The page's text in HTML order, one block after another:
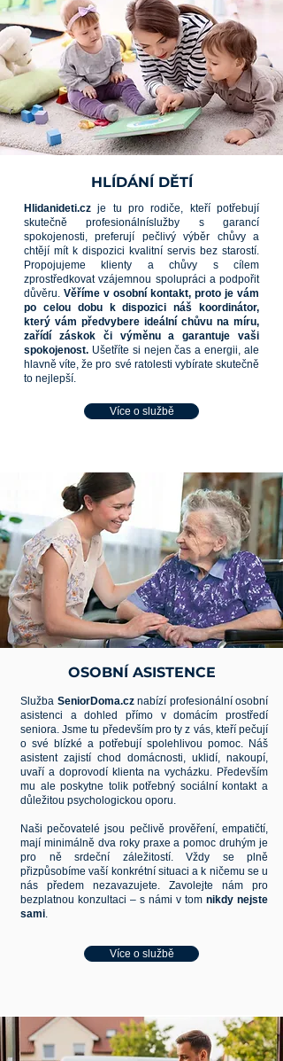
HLÍDÁNÍ DĚTÍ
Hlidanideti.cz je tu pro rodiče, kteří potřebují
skutečně profesionálníslužby s garancí
spokojenosti, preferují pečlivý výběr chůvy a
chtějí mít k dispozici kvalitní servis bez starostí.
Propojujeme klienty a chůvy s cílem
zprostředkovat vzájemnou spolupráci a podpořit
důvěru. Věříme v osobní kontakt, proto je vám
po celou dobu k dispozici náš koordinátor,
který vám předvybere ideální chůvu na míru,
zařídí záskok či výměnu a garantuje vaši
spokojenost. Ušetříte si nejen čas a energii, ale
hlavně víte, že pro své ratolesti vybírate skutečně
to nejlepší.
Více o službě
OSOBNÍ ASISTENCE
Služba SeniorDoma.cznabízí profesionální osobní
asistenci a dohled přímo v domácím prostředí
seniora. Jsme tu především pro ty z vás, kteří pečují
o své blízké a potřebují spolehlivou pomoc. Náš
asistent zajistí chod domácnosti, uklidí, nakoupí,
uvaří a doprovodí klienta na vycházku. Především
mu ale poskytne tolik potřebný sociální kontakt a
důležitou psychologickou oporu.
Naši pečovatelé jsou pečlivě prověření, empatičtí,
mají minimálně dva roky praxe a pomoc druhým je
pro ně srdeční záležitostí. Vždy se plně
přizpůsobíme vaší konkrétní situaci a k ničemu se u
nás předem nezavazujete. Zavolejte nám pro
bezplatnou konzultaci – s námi v tom nikdy nejste
sami.
Více o službě